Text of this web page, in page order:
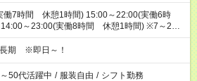
働7時間 休憩1時間) 15:00～22:00(実働6時
～23:00(実働8時間 休憩1時間) ※7～23
時までの夜間シフト対応が必須です。実働
の相談OKです。
長期 ※即日～！
50代活躍中 / 服装自由 / シフト勤務